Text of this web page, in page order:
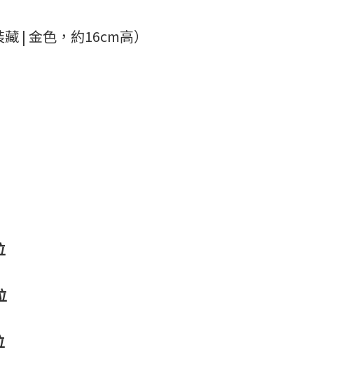
| 金色，約16cm高）